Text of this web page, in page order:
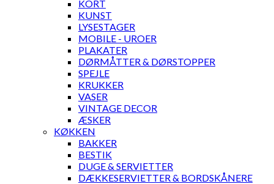
KORT
KUNST
LYSESTAGER
MOBILE - UROER
PLAKATER
DØRMÅTTER & DØRSTOPPER
SPEJLE
KRUKKER
VASER
VINTAGE DECOR
ÆSKER
KØKKEN
BAKKER
BESTIK
DUGE & SERVIETTER
DÆKKESERVIETTER & BORDSKÅNERE